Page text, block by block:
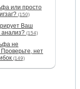
или просто
(150)
Ваш
(154)
не
нет
(149)